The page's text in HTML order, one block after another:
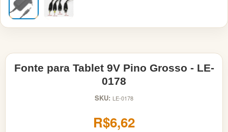
Fonte para Tablet 9V Pino Grosso - LE-
0178
SKU: LE-0178
R$6,62